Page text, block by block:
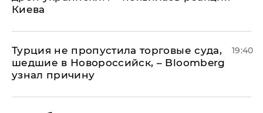
Киева
Турция не пропустила торговые суда,
шедшие в Новороссийск, – Bloomberg
узнал причину
19:40